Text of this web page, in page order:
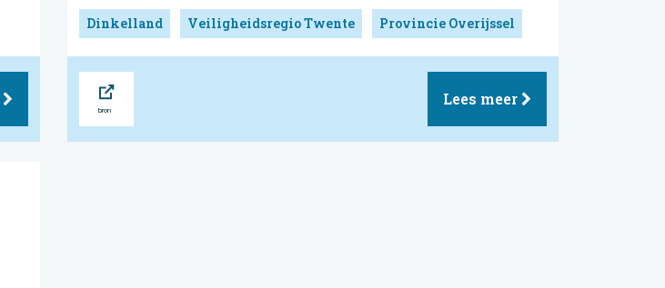
Dinkelland Veiligheidsregio Twente Provincie Overijssel
Lees meer